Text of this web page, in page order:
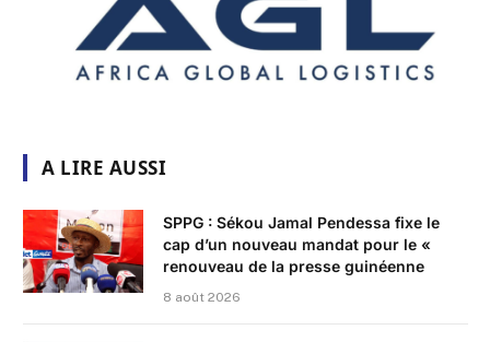
A LIRE AUSSI
SPPG : Sékou Jamal Pendessa fixe le
cap d’un nouveau mandat pour le «
renouveau de la presse guinéenne
8 août 2026